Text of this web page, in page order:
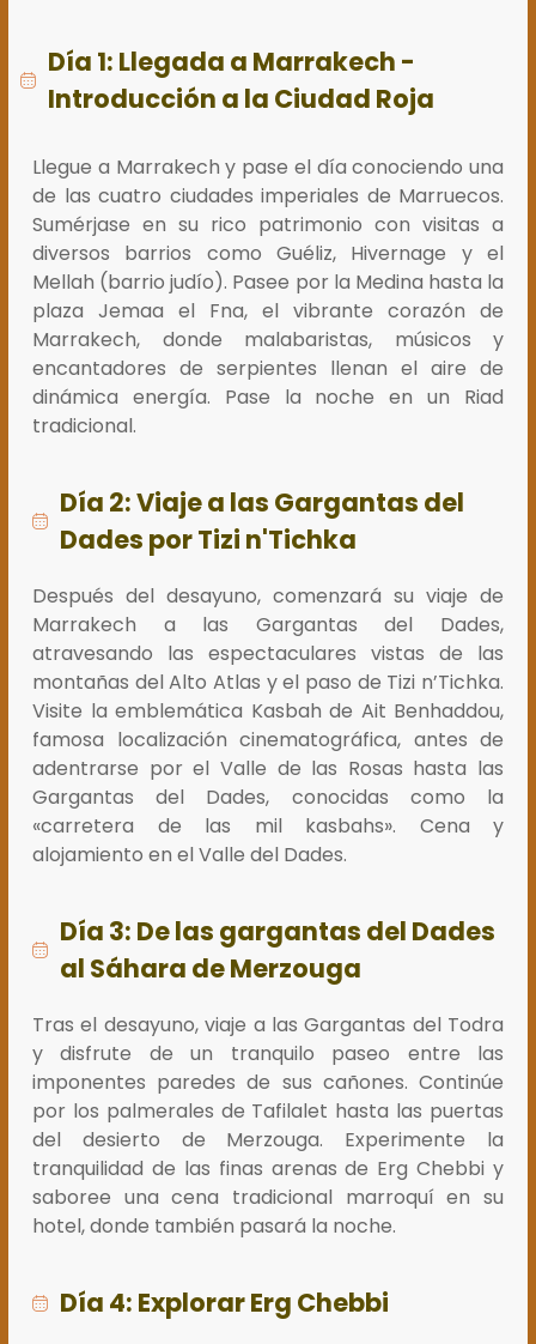
Día 1: Llegada a Marrakech -
Introducción a la Ciudad Roja
Llegue a Marrakech y pase el día conociendo una
de las cuatro ciudades imperiales de Marruecos.
Sumérjase en su rico patrimonio con visitas a
diversos barrios como Guéliz, Hivernage y el
Mellah (barrio judío). Pasee por la Medina hasta la
plaza Jemaa el Fna, el vibrante corazón de
Marrakech, donde malabaristas, músicos y
encantadores de serpientes llenan el aire de
dinámica energía. Pase la noche en un Riad
tradicional.
Día 2: Viaje a las Gargantas del
Dades por Tizi n'Tichka
Después del desayuno, comenzará su viaje de
Marrakech a las Gargantas del Dades,
atravesando las espectaculares vistas de las
montañas del Alto Atlas y el paso de Tizi n’Tichka.
Visite la emblemática Kasbah de Ait Benhaddou,
famosa localización cinematográfica, antes de
adentrarse por el Valle de las Rosas hasta las
Gargantas del Dades, conocidas como la
«carretera de las mil kasbahs». Cena y
alojamiento en el Valle del Dades.
Día 3: De las gargantas del Dades
al Sáhara de Merzouga
Tras el desayuno, viaje a las Gargantas del Todra
y disfrute de un tranquilo paseo entre las
imponentes paredes de sus cañones. Continúe
por los palmerales de Tafilalet hasta las puertas
del desierto de Merzouga. Experimente la
tranquilidad de las finas arenas de Erg Chebbi y
saboree una cena tradicional marroquí en su
hotel, donde también pasará la noche.
Día 4: Explorar Erg Chebbi